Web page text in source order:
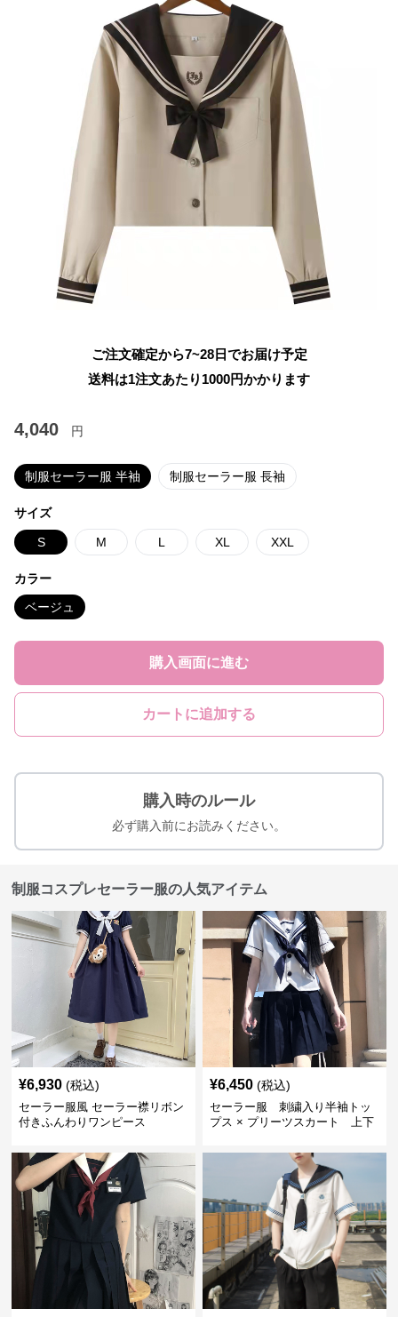
ご注文確定から7~28日でお届け予定
送料は1注文あたり 1000円かかります
4,040 円
制服セーラー服 半袖 制服セーラー服 長袖
サイズ
S M L XL XXL
カラー
ベージュ
購入画面に進む
カートに追加する
購入時のルール
必ず購入前にお読みください。
制服コスプレセーラー服の人気アイテム
¥6,930 (税込)
セーラー服風 セーラー襟リボン
付きふんわりワンピース
¥6,450 (税込)
セーラー服 刺繍入り半袖トッ
プス × プリーツスカート 上下